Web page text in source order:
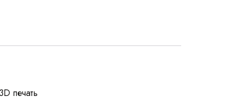
печать